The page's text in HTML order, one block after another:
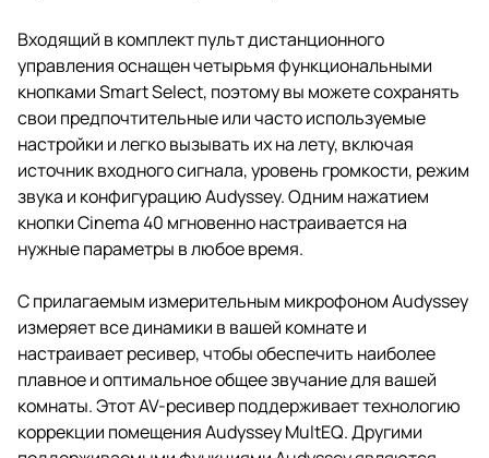
Входящий в комплект пульт дистанционного
управления оснащен четырьмя функциональными
кнопками Smart Select, поэтому вы можете сохранять
свои предпочтительные или часто используемые
настройки и легко вызывать их на лету, включая
источник входного сигнала, уровень громкости, режим
звука и конфигурацию Audyssey. Одним нажатием
кнопки Cinema 40 мгновенно настраивается на
нужные параметры в любое время.
С прилагаемым измерительным микрофоном Audyssey
измеряет все динамики в вашей комнате и
настраивает ресивер, чтобы обеспечить наиболее
плавное и оптимальное общее звучание для вашей
комнаты. Этот AV-ресивер поддерживает технологию
коррекции помещения Audyssey MultEQ. Другими